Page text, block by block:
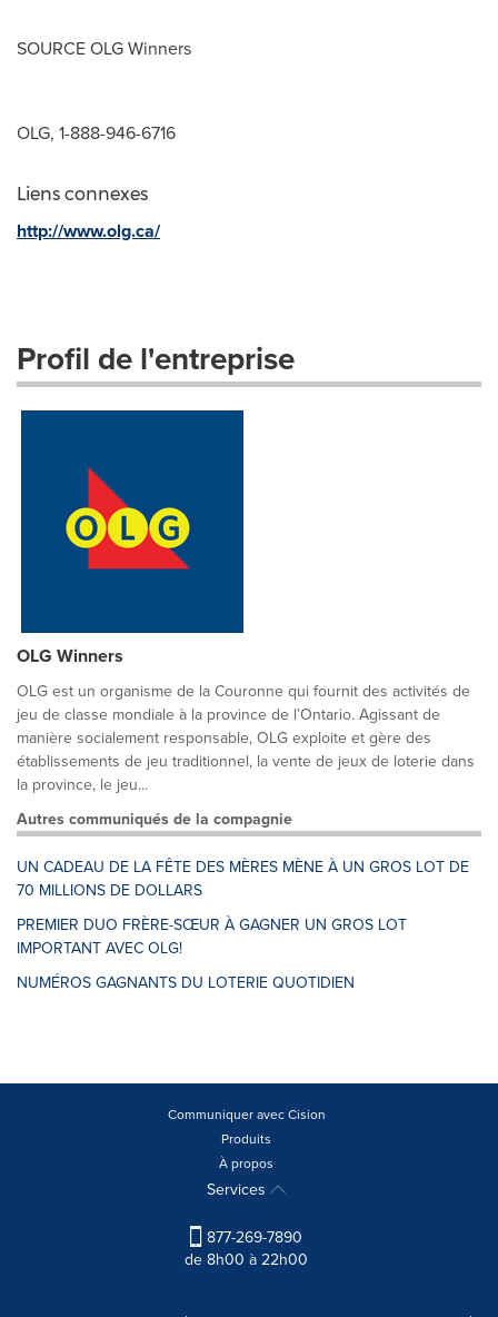
SOURCE OLG Winners
OLG, 1-888-946-6716
Liens connexes
http://www.olg.ca/
Profil de l'entreprise
OLG Winners
OLG est un organisme de la Couronne qui fournit des activités de
jeu de classe mondiale à la province de l’Ontario. Agissant de
manière socialement responsable, OLG exploite et gère des
établissements de jeu traditionnel, la vente de jeux de loterie dans
la province, le jeu...
Autres communiqués de la compagnie
UN CADEAU DE LA FÊTE DES MÈRES MÈNE À UN GROS LOT DE
70 MILLIONS DE DOLLARS
PREMIER DUO FRÈRE-SŒUR À GAGNER UN GROS LOT
IMPORTANT AVEC OLG!
NUMÉROS GAGNANTS DU LOTERIE QUOTIDIEN
Communiquer avec Cision
Produits
À propos
Services
877-269-7890
de 8h00 à 22h00